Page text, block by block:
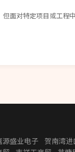
面对特定项目或工
源盛业电子 贺南湾进